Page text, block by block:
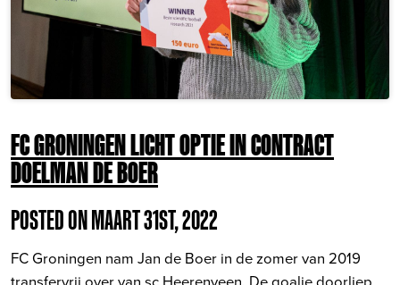
FC GRONINGEN LICHT OPTIE IN CONTRACT
DOELMAN DE BOER
POSTED ON MAART 31ST, 2022
FC Groningen nam Jan de Boer in de zomer van 2019